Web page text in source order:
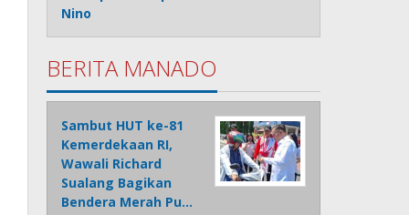
Nino
BERITA MANADO
Sambut HUT ke-81
Kemerdekaan RI,
Wawali Richard
Sualang Bagikan
Bendera Merah Pu…